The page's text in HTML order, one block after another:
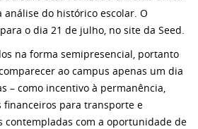
do histórico escolar. O
o dia 21 de julho, no site da Seed.
na forma semipresencial, portanto
ao campus apenas um dia
– como incentivo à permanência,
financeiros para transporte e
contempladas com a oportunidade de